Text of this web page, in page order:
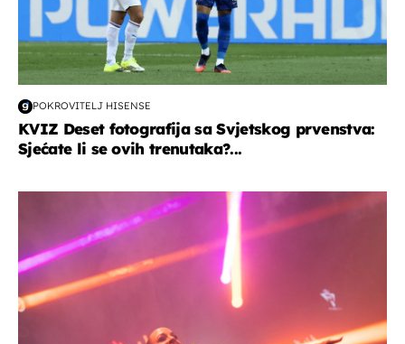
POKROVITELJ HISENSE
KVIZ Deset fotografija sa Svjetskog prvenstva:
Sjećate li se ovih trenutaka?...